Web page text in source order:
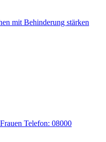
mit Behinderung stärken